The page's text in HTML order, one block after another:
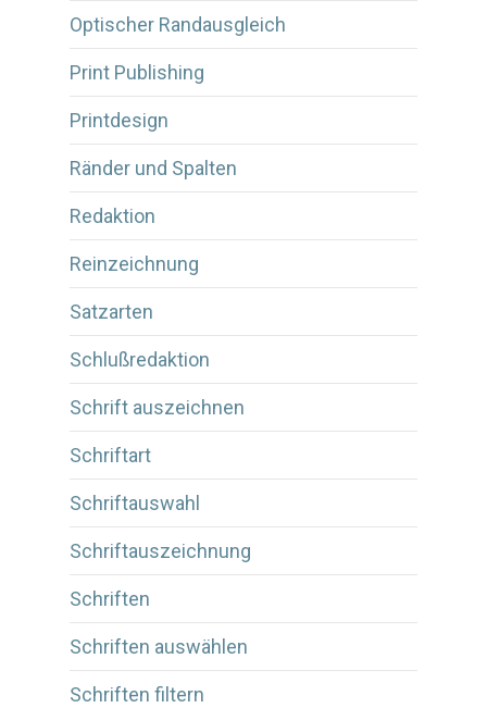
Optischer Randausgleich
Print Publishing
Printdesign
Ränder und Spalten
Redaktion
Reinzeichnung
Satzarten
Schlußredaktion
Schrift auszeichnen
Schriftart
Schriftauswahl
Schriftauszeichnung
Schriften
Schriften auswählen
Schriften filtern